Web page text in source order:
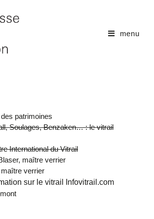
menu
patrimoines
Soulages, Benzaken… : le vitrail
International du Vitrail
maître verrier
verrier
sur le vitrail Infovitrail.com